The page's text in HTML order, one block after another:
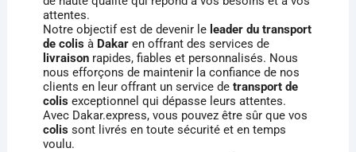
attentes.
Notre objectif est de devenir le leader du transport
de colisà Dakaren offrant des services de
livraisonrapides, fiables et personnalisés. Nous
nous efforçons de maintenir la confiance de nos
clients en leur offrant un service de transport de
colisexceptionnel qui dépasse leurs attentes.
Avec Dakar.express, vous pouvez être sûr que vos
colissont livrés en toute sécurité et en temps
voulu.